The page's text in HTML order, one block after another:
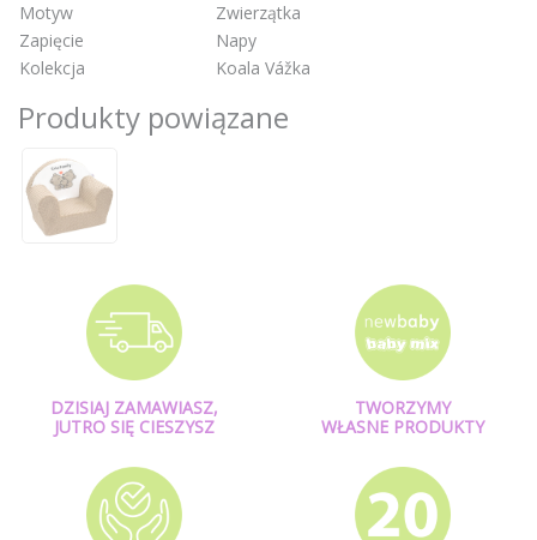
Motyw
Zwierzątka
Zapięcie
Napy
Kolekcja
Koala Vážka
Produkty powiązane
DZISIAJ ZAMAWIASZ,
JUTRO SIĘ CIESZYSZ
TWORZYMY
WŁASNE PRODUKTY